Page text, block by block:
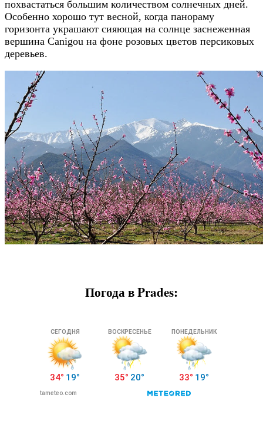
похвастаться большим количеством солнечных дней.
Особенно хорошо тут весной, когда панораму
горизонта украшают сияющая на солнце заснеженная
вершина Canigou на фоне розовых цветов персиковых
деревьев.
Погода в Prades: